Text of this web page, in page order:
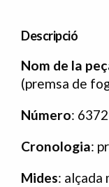
Descripció
Nom de la
(premsa de
Número:
Cronologia:
Mides: alçada